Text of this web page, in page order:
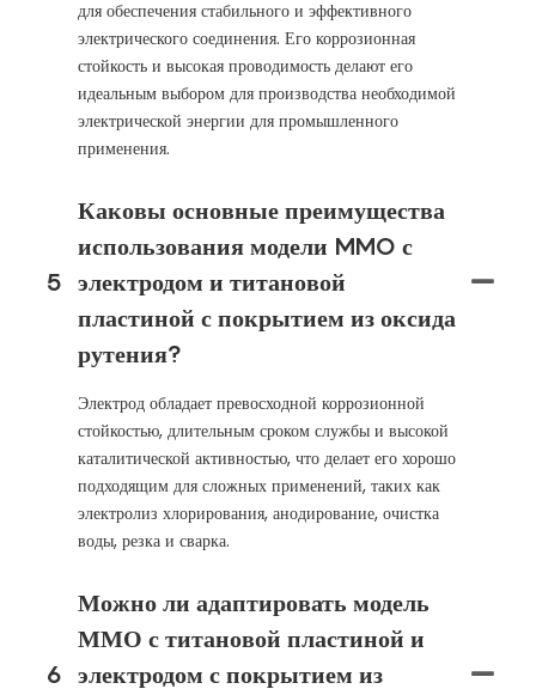
для обеспечения стабильного и эффективного
электрического соединения. Его коррозионная
стойкость и высокая проводимость делают его
идеальным выбором для производства необходимой
электрической энергии для промышленного
применения.
5
Каковы основные преимущества
использования модели MMO с
электродом и титановой
пластиной с покрытием из оксида
рутения?
Электрод обладает превосходной коррозионной
стойкостью, длительным сроком службы и высокой
каталитической активностью, что делает его хорошо
подходящим для сложных применений, таких как
электролиз хлорирования, анодирование, очистка
воды, резка и сварка.
6
Можно ли адаптировать модель
ММО с титановой пластиной и
электродом с покрытием из